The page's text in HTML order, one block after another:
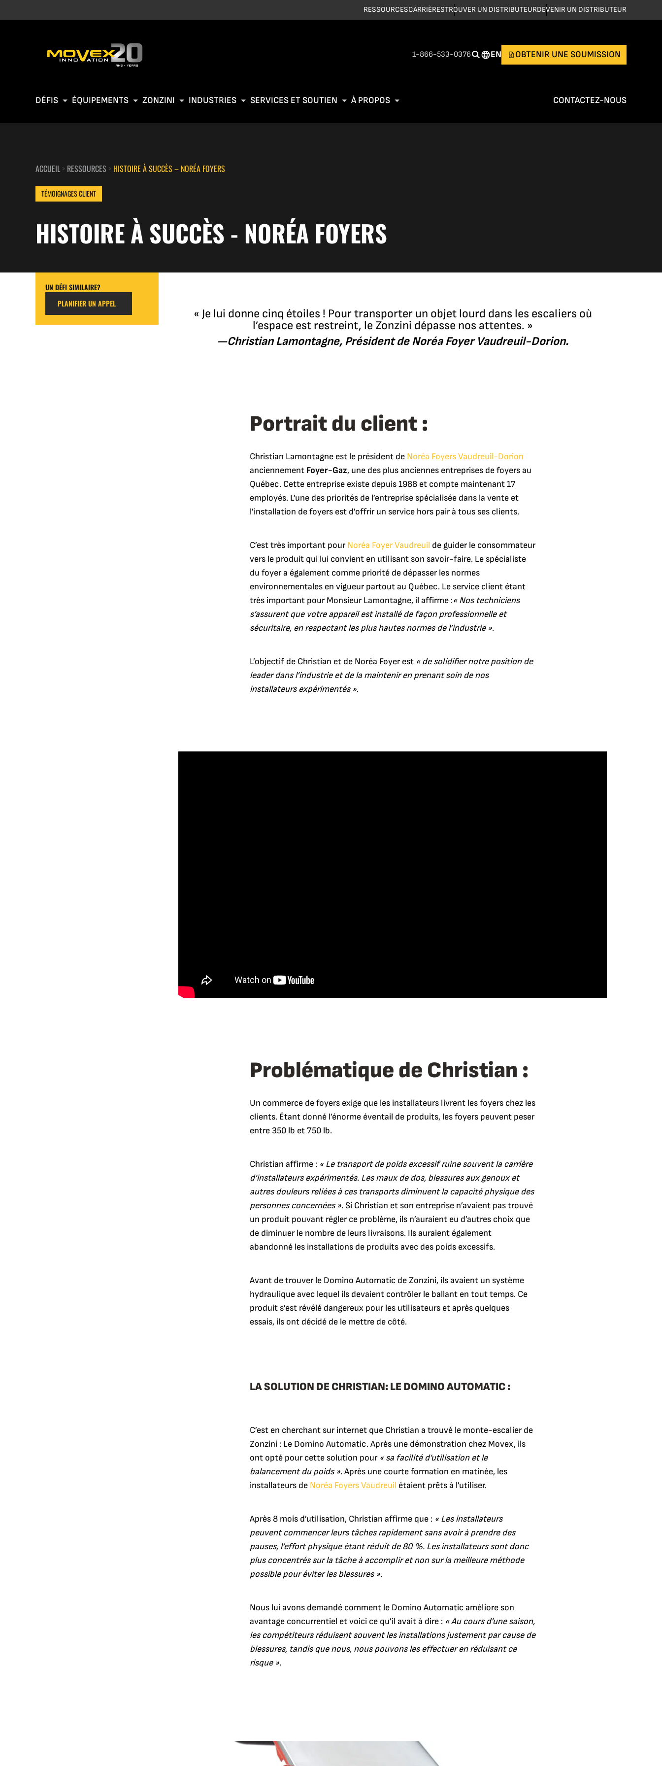
RESSOURCESCARRIÈRESTROUVER UN DISTRIBUTEURDEVENIR UN DISTRIBUTEUR
1-866-533-0376 EN OBTENIR UNE SOUMISSION
DÉFIS ÉQUIPEMENTS ZONZINI INDUSTRIES SERVICES ET SOUTIEN À PROPOS CONTACTEZ-NOUS
ACCUEIL > RESSOURCES > HISTOIRE À SUCCÈS – NORÉA FOYERS
TÉMOIGNAGES CLIENT
HISTOIRE À SUCCÈS - NORÉA FOYERS
UN DÉFI SIMILAIRE?
PLANIFIER UN APPEL
« Je lui donne cinq étoiles ! Pour transporter un objet lourd dans les escaliers où
l’espace est restreint, le Zonzini dépasse nos attentes. »
—Christian Lamontagne, Président de Noréa Foyer Vaudreuil-Dorion.
Portrait du client :
Christian Lamontagne est le président de Noréa Foyers Vaudreuil-Dorion
anciennement Foyer-Gaz, une des plus anciennes entreprises de foyers au
Québec. Cette entreprise existe depuis 1988 et compte maintenant 17
employés. L’une des priorités de l’entreprise spécialisée dans la vente et
l’installation de foyers est d’offrir un service hors pair à tous ses clients.
C’est très important pourNoréa Foyer Vaudreuil de guider le consommateur
vers le produit qui lui convient en utilisant son savoir-faire. Le spécialiste
du foyer a également comme priorité de dépasser les normes
environnementales en vigueur partout au Québec. Le service client étant
très important pour Monsieur Lamontagne, il affirme :« Nos techniciens
s’assurent que votre appareil est installé de façon professionnelle et
sécuritaire, en respectant les plus hautes normes de l’industrie ».
L’objectif de Christian et de Noréa Foyer est « de solidifier notre position de
leader dans l’industrie et de la maintenir en prenant soin de nos
installateurs expérimentés ».
Problématique de Christian :
Un commerce de foyers exige que les installateurs livrent les foyers chez les
clients. Étant donné l’énorme éventail de produits, les foyers peuvent peser
entre 350 lb et 750 lb.
Christian affirme : « Le transport de poids excessif ruine souvent la carrière
d’installateurs expérimentés. Les maux de dos, blessures aux genoux et
autres douleurs reliées à ces transports diminuent la capacité physique des
personnes concernées ». Si Christian et son entreprise n’avaient pas trouvé
un produit pouvant régler ce problème, ils n’auraient eu d’autres choix que
de diminuer le nombre de leurs livraisons. Ils auraient également
abandonné les installations de produits avec des poids excessifs.
Avant de trouver le Domino Automatic de Zonzini, ils avaient un système
hydraulique avec lequel ils devaient contrôler le ballant en tout temps. Ce
produit s’est révélé dangereux pour les utilisateurs et après quelques
essais, ils ont décidé de le mettre de côté.
LA SOLUTION DE CHRISTIAN: LE DOMINO AUTOMATIC :
C’est en cherchant sur internet que Christian a trouvé le monte-escalier de
Zonzini : Le Domino Automatic. Après une démonstration chez Movex, ils
ont opté pour cette solution pour « sa facilité d’utilisation et le
balancement du poids ». Après une courte formation en matinée, les
installateurs de Noréa Foyers Vaudreuil étaient prêts à l’utiliser.
Après 8 mois d’utilisation, Christian affirme que : « Les installateurs
peuvent commencer leurs tâches rapidement sans avoir à prendre des
pauses, l’effort physique étant réduit de 80 %. Les installateurs sont donc
plus concentrés sur la tâche à accomplir et non sur la meilleure méthode
possible pour éviter les blessures ».
Nous lui avons demandé comment le Domino Automatic améliore son
avantage concurrentiel et voici ce qu’il avait à dire : « Au cours d’une saison,
les compétiteurs réduisent souvent les installations justement par cause de
blessures, tandis que nous, nous pouvons les effectuer en réduisant ce
risque ».